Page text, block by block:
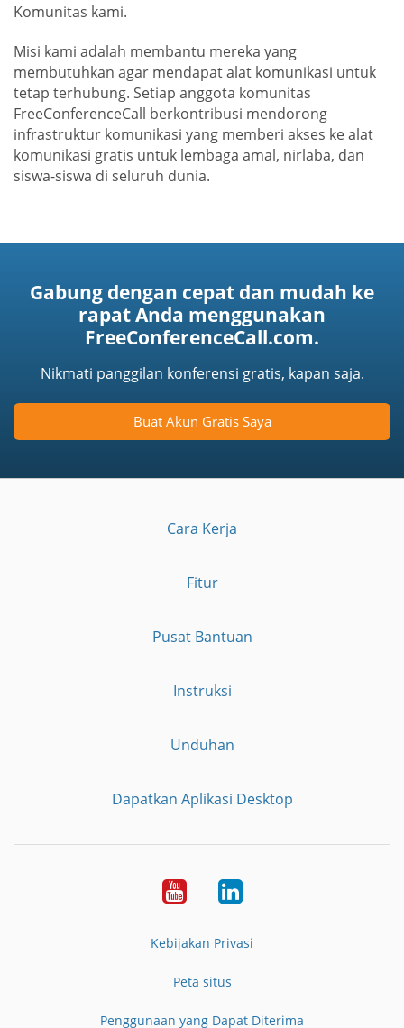
Komunitas kami.
Misi kami adalah membantu mereka yang
membutuhkan agar mendapat alat komunikasi untuk
tetap terhubung. Setiap anggota komunitas
FreeConferenceCall berkontribusi mendorong
infrastruktur komunikasi yang memberi akses ke alat
komunikasi gratis untuk lembaga amal, nirlaba, dan
siswa-siswa di seluruh dunia.
Gabung dengan cepat dan mudah ke
rapat Anda menggunakan
FreeConferenceCall.com.
Nikmati panggilan konferensi gratis, kapan saja.
Buat Akun Gratis Saya
Cara Kerja
Fitur
Pusat Bantuan
Instruksi
Unduhan
Dapatkan Aplikasi Desktop
YouTubeLinkedIn
Kebijakan Privasi
Peta situs
Penggunaan yang Dapat Diterima